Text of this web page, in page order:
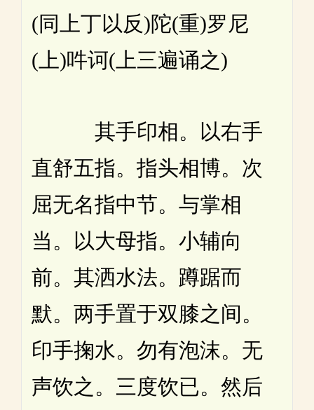
(同上丁以反)陀(重)罗尼
(上)吽诃(上三遍诵之)
其手印相。以右手
直舒五指。指头相博。次
屈无名指中节。与掌相
当。以大母指。小辅向
前。其洒水法。蹲踞而
默。两手置于双膝之间。
印手掬水。勿有泡沫。无
声饮之。三度饮已。然后